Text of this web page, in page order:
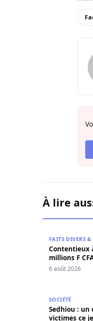
À lire
FAITS DIVERS
Contentieux
millions F
sociaux
6 août 2026
SOCIÉTÉ
Sedhiou :